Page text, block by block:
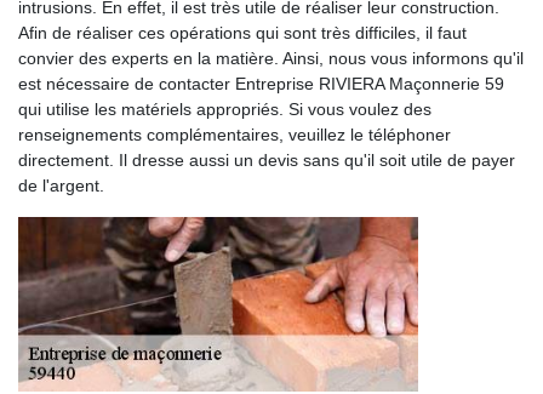
intrusions. En effet, il est très utile de réaliser leur construction.
Afin de réaliser ces opérations qui sont très difficiles, il faut
convier des experts en la matière. Ainsi, nous vous informons qu'il
est nécessaire de contacter Entreprise RIVIERA Maçonnerie 59
qui utilise les matériels appropriés. Si vous voulez des
renseignements complémentaires, veuillez le téléphoner
directement. Il dresse aussi un devis sans qu'il soit utile de payer
de l'argent.